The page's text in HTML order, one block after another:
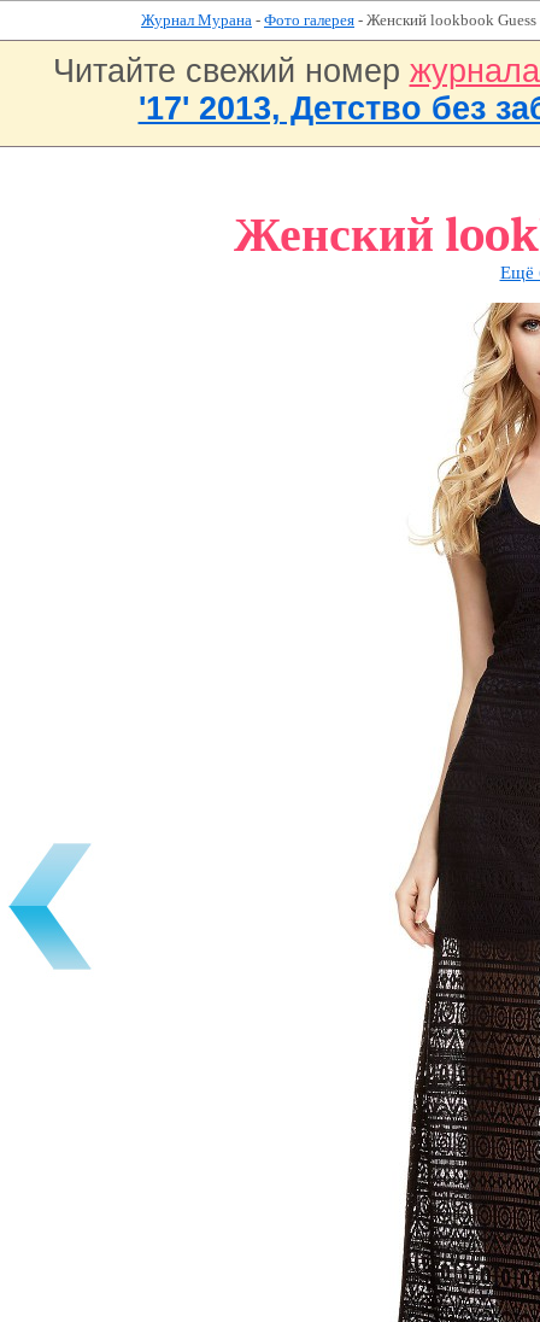
Журнал Мурана - Фото галерея - Женский lookbook Guess
Читайте свежий номер
'17' 2013, Детство без
Женский
Ещё